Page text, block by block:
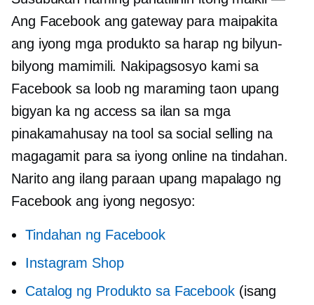
Ang Facebook ang gateway para maipakita
ang iyong mga produkto sa harap ng bilyun-
bilyong mamimili. Nakipagsosyo kami sa
Facebook sa loob ng maraming taon upang
bigyan ka ng access sa ilan sa mga
pinakamahusay na tool sa social selling na
magagamit para sa iyong online na tindahan.
Narito ang ilang paraan upang mapalago ng
Facebook ang iyong negosyo:
Tindahan ng Facebook
Instagram Shop
Catalog ng Produkto sa Facebook(isang